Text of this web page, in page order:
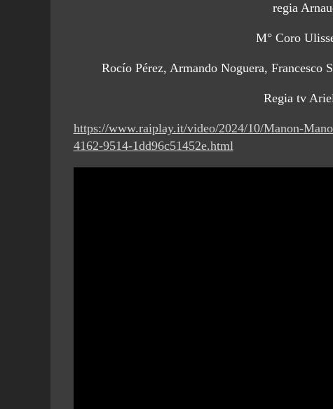
regia
M° Coro
Rocío Pérez, Armando Noguera, Francesco
Regia tv
https://www.raiplay.it/video/2024/10/Manon-
4162-9514-1dd96c51452e.html